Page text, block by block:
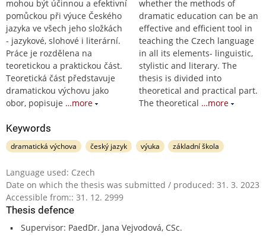
mohou být účinnou a efektivní
pomůckou při výuce Českého
jazyka ve všech jeho složkách
- jazykové, slohové i literární.
Práce je rozdělena na
teoretickou a praktickou část.
Teoretická část představuje
dramatickou výchovu jako
obor, popisuje …more
whether the methods of
dramatic education can be an
effective and efficient tool in
teaching the Czech language
in all its elements- linguistic,
stylistic and literary. The
thesis is divided into
theoretical and practical part.
The theoretical …more
Keywords
dramatická výchova český jazyk výuka základní škola
Language used: Czech
Date on which the thesis was submitted / produced: 31. 3. 2023
Accessible from:: 31. 12. 2999
Thesis defence
Supervisor: PaedDr. Jana Vejvodová, CSc.